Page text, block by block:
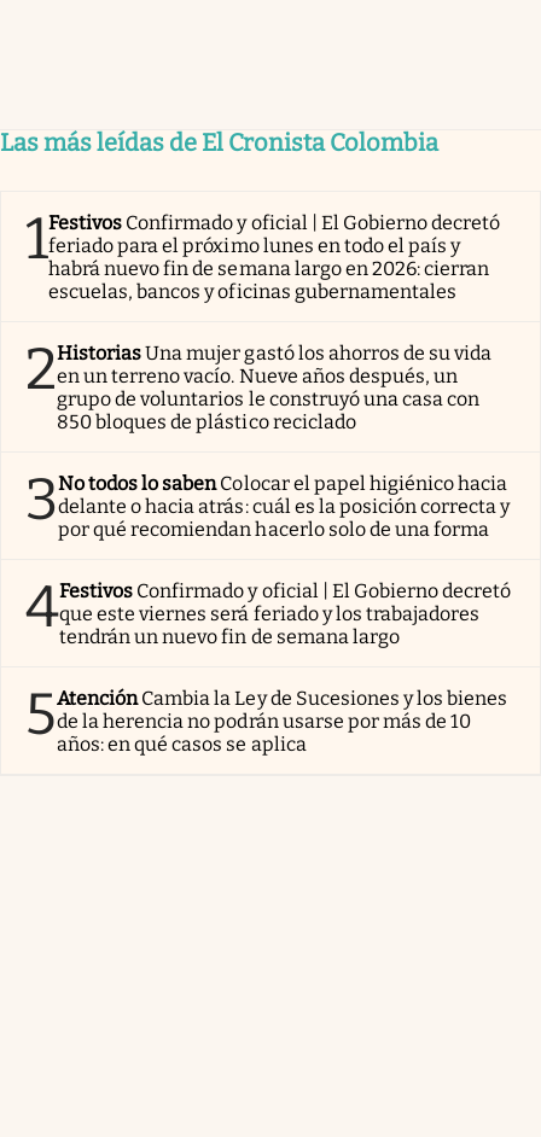
Las más leídas de El Cronista Colombia
1Festivos Confirmado y oficial | El Gobierno decretó
feriado para el próximo lunes en todo el país y
habrá nuevo fin de semana largo en 2026: cierran
escuelas, bancos y oficinas gubernamentales
2HistoriasUna mujer gastó los ahorros de su vida
en un terreno vacío. Nueve años después, un
grupo de voluntarios le construyó una casa con
850 bloques de plástico reciclado
3No todos lo sabenColocar el papel higiénico hacia
delante o hacia atrás: cuál es la posición correcta y
por qué recomiendan hacerlo solo de una forma
4Festivos Confirmado y oficial | El Gobierno decretó
que este viernes será feriado y los trabajadores
tendrán un nuevo fin de semana largo
5AtenciónCambia la Ley de Sucesiones y los bienes
de la herencia no podrán usarse por más de 10
años: en qué casos se aplica